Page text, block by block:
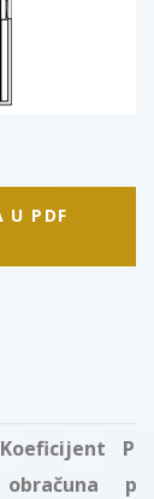
U PDF
Koeficijent
obračuna